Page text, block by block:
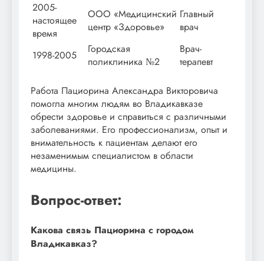
2005-
настоящее
время
ООО «Медицинский
центр «Здоровье»
Главный
врач
1998-2005
Городская
поликлиника №2
Врач-
терапевт
Работа Пациорина Александра Викторовича
помогла многим людям во Владикавказе
обрести здоровье и справиться с различными
заболеваниями. Его профессионализм, опыт и
внимательность к пациентам делают его
незаменимым специалистом в области
медицины.
Вопрос-ответ:
Какова связь Пациорина с городом
Владикавказ?